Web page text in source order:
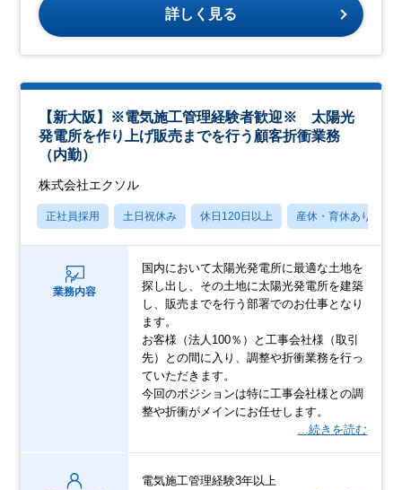
詳しく見る
【新大阪】※電気施工管理経験者歓迎※ 太陽光
発電所を作り上げ販売までを行う顧客折衝業務
（内勤）
株式会社エクソル
正社員採用 土日祝休み 休日120日以上 産休・育休あり
業務内容
国内において太陽光発電所に最適な土地を
探し出し、その土地に太陽光発電所を建築
し、販売までを行う部署でのお仕事となり
ます。
お客様（法人100％）と工事会社様（取引
先）との間に入り、調整や折衝業務を行っ
ていただきます。
今回のポジションは特に工事会社様との調
整や折衝がメインにお任せします。
…続きを読む
電気施工管理経験3年以上